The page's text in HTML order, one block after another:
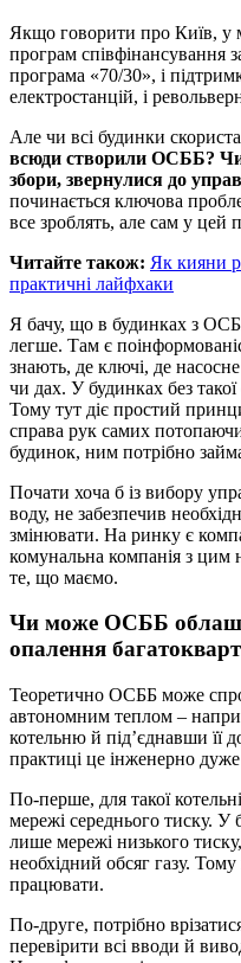
Якщо говорити про Київ, у
програм співфінансування
програма «70/30», і
електростанцій, і
Але чи всі будинки
всюди створили ОСББ? Чи
збори, звернулися до
починається ключова
все зроблять, але сам у цей
Читайте також: Як кияни
практичні лайфхаки
Я бачу, що в будинках з
легше. Там є
знають, де ключі, де
чи дах. У будинках без
Тому тут діє простий
справа рук самих
будинок, ним потрібно
Почати хоча б із вибору
воду, не забезпечив
змінювати. На ринку є
комунальна компанія з цим
те, що маємо.
Чи може ОСББ
опалення
Теоретично ОСББ може
автономним теплом –
котельню й під’єднавши її
практиці це інженерно
По-перше, для такої
мережі середнього тиску. У
лише мережі низького
необхідний обсяг газу.
працювати.
По-друге, потрібно
перевірити всі вводи й